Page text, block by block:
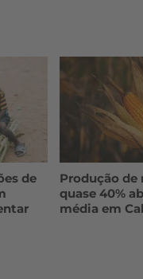
de
Produção
quase 40%
média em